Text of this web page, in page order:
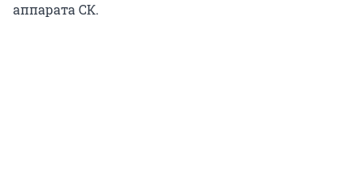
аппарата СК.